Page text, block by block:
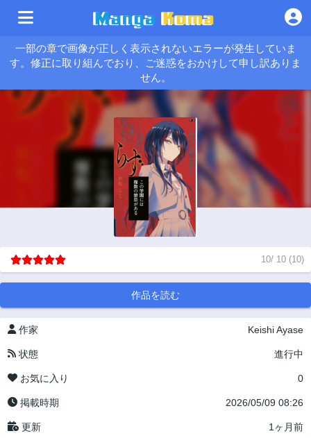
一部の章で画像が正しく表示されないエラーが発生していま
す。修正に取り組んでおり、ご迷惑をおかけして申し訳ありま
せん。
10/ 10 (10)
作品を読む
作家 Keishi Ayase
状態 進行中
お気に入り 0
掲載時期 2026/05/09 08:26
更新 1ヶ月前